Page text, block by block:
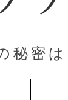
秘密は